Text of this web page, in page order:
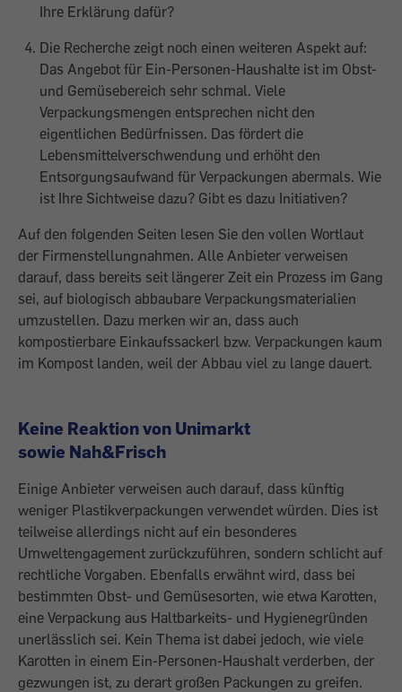
Ihre Erklärung dafür?
Die Recherche zeigt noch einen weiteren Aspekt auf:
Das Angebot für Ein-Personen-Haushalte ist im Obst-
und Gemüsebereich sehr schmal. Viele
Verpackungsmengen entsprechen nicht den
eigentlichen Bedürfnissen. Das fördert die
Lebensmittelverschwendung und erhöht den
Entsorgungsaufwand für Verpackungen abermals. Wie
ist Ihre Sichtweise dazu? Gibt es dazu Initiativen?
Auf den folgenden Seiten lesen Sie den vollen Wortlaut
der Firmenstellungnahmen. Alle Anbieter verweisen
darauf, dass bereits seit längerer Zeit ein Prozess im Gang
sei, auf biologisch abbaubare Verpackungsmaterialien
umzustellen. Dazu merken wir an, dass auch
kompostierbare Einkaufssackerl bzw. Verpackungen kaum
im Kompost landen, weil der Abbau viel zu lange dauert.
Keine Reaktion von Unimarkt
sowie Nah&Frisch
Einige Anbieter verweisen auch darauf, dass künftig
weniger Plastikverpackungen verwendet würden. Dies ist
teilweise allerdings nicht auf ein besonderes
Umweltengagement zurückzuführen, sondern schlicht auf
rechtliche Vorgaben. Ebenfalls erwähnt wird, dass bei
bestimmten Obst- und Gemüsesorten, wie etwa Karotten,
eine Verpackung aus Haltbarkeits- und Hygienegründen
unerlässlich sei. Kein Thema ist dabei jedoch, wie viele
Karotten in einem Ein-Personen-Haushalt verderben, der
gezwungen ist, zu derart großen Packungen zu greifen.